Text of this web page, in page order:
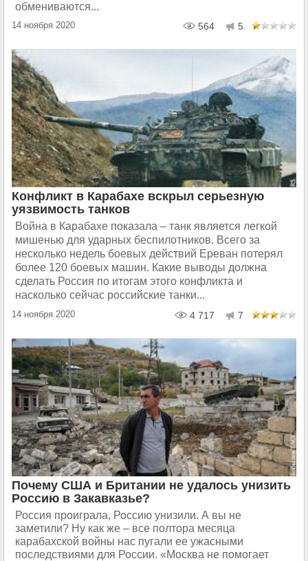
обмениваются...
14 ноября 2020 564 5
Конфликт в Карабахе вскрыл серьезную
уязвимость танков
Война в Карабахе показала – танк является легкой
мишенью для ударных беспилотников. Всего за
несколько недель боевых действий Ереван потерял
более 120 боевых машин. Какие выводы должна
сделать Россия по итогам этого конфликта и
насколько сейчас российские танки...
14 ноября 2020 4 717 7
Почему США и Британии не удалось унизить
Россию в Закавказье?
Россия проиграла, Россию унизили. А вы не
заметили? Ну как же – все полтора месяца
карабахской войны нас пугали ее ужасными
последствиями для России. «Москва не помогает